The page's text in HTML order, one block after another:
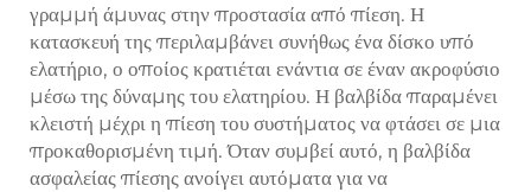
γραμμή άμυνας στην προστασία από πίεση. Η
κατασκευή της περιλαμβάνει συνήθως ένα δίσκο υπό
ελατήριο, ο οποίος κρατιέται ενάντια σε έναν ακροφύσιο
μέσω της δύναμης του ελατηρίου. Η βαλβίδα παραμένει
κλειστή μέχρι η πίεση του συστήματος να φτάσει σε μια
προκαθορισμένη τιμή. Όταν συμβεί αυτό, η βαλβίδα
ασφαλείας πίεσης ανοίγει αυτόματα για να